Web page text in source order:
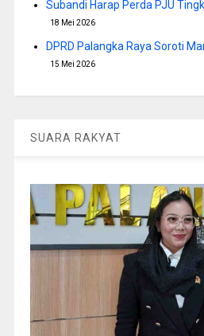
Subandi Harap Perda PJU
18 Mei 2026
DPRD Palangka Raya Soroti
15 Mei 2026
SUARA RAKYAT